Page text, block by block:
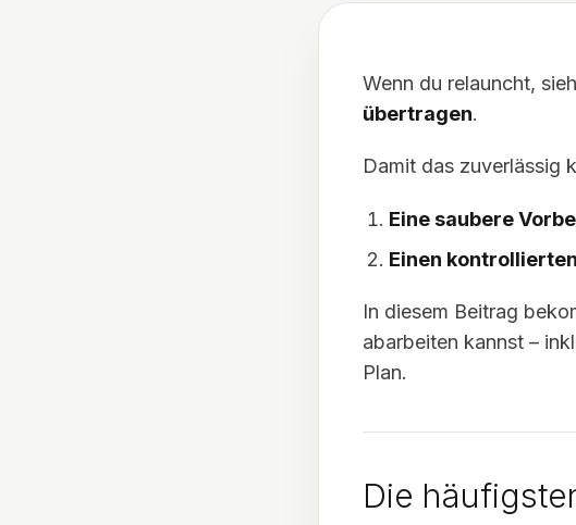
Wenn du relauncht,
übertragen.
Damit das zuverlässig
Eine saubere
Einen
In diesem Beitrag
abarbeiten kannst –
Plan.
Die